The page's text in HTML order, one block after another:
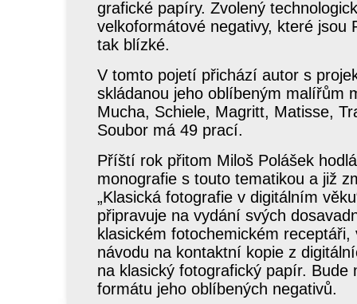
grafické papíry. Zvolený
velkoformátové negativy, které jsou
tak blízké.
V tomto pojetí přichází autor s
skládanou jeho oblíbeným malířům
Mucha, Schiele, Magritt, Matisse,
Soubor má 49 prací.
Příští rok přitom Miloš Polášek
monografie s touto tematikou a již
„Klasická fotografie v digitálním
připravuje na vydání svých
klasickém fotochemickém receptáři,
návodu na kontaktní kopie z
na klasický fotografický papír. Bude
formátu jeho oblíbených negativů.